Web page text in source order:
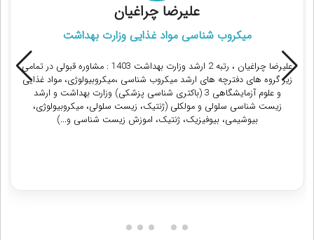
علیرضا چراغیان
میکروب شناسی مواد غذایی وزارت بهداشت
علیرضا چراغیان ، رتبه 2 ارشد وزارت بهداشت 1403 : مشاوره قبولی در تمامی
زیر گروه های دفترچه های ارشد میکروب شناسی ،میکروبیولوژی، مواد غذایی
و علوم آزمایشگاهی 3 (باکتری شناسی پزشکی) وزارت بهداشت و ارشد
زیست شناسی سلولی و مولکلی (ژنتیک، زیست سلولی، میکروبیولوژی،
بیوشیمی، بیوفیزیک، ژنتیک، اموزش زیست شناسی و...)